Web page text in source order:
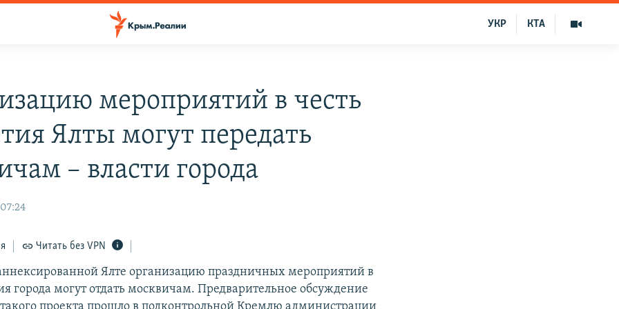
КТА
УКР
мероприятий в честь
Ялты могут передать
– власти города
Читать без VPN
Ялте организацию праздничных мероприятий в
города могут отдать москвичам. Предварительное обсуждение